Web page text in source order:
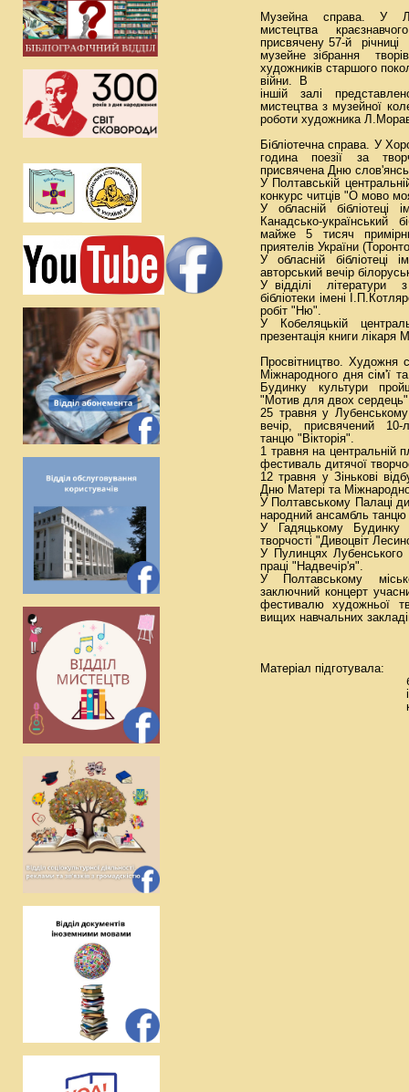
Музейна справа. У
мистецтва
присвячену 57-й
музейне зібрання
художників старшого
війни. В
іншій залі
мистецтва з музейної
роботи художника
Бібліотечна справа. У
година поезії за
присвячена Дню
У Полтавській
конкурс читців "О мово
У обласній бібліотеці
Канадсько-
майже 5 тисяч
приятелів України
У обласній бібліотеці
авторський вечір
У відділі літератури
бібліотеки імені
робіт "Ню".
У Кобеляцькій
презентація книги
Просвітництво. Художня
Міжнародного дня сім'ї
Будинку культури
"Мотив для двох
25 травня у
вечір, присвячений 10-
танцю "Вікторія".
1 травня на центральній
фестиваль дитячої
12 травня у Зінькові
Дню Матері та
У Полтавському Палаці
народний ансамбль танцю
У Гадяцькому Будинку
творчості "Дивоцвіт
У Пулинцях Лубенського
праці "Надвечір'я".
У Полтавському
заключний концерт
фестивалю художньої
вищих навчальних
Матеріал
культури